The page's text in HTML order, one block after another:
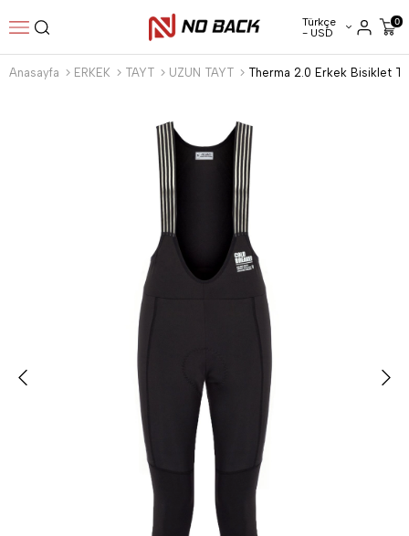
0
Türkçe
- USD
Anasayfa ERKEK TAYT UZUN TAYT Therma 2.0 Erkek Bisiklet